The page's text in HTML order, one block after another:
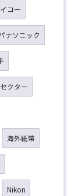
コー
ナソニック
セクター
海外紙幣
Nikon